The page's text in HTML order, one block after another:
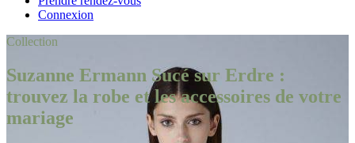
Connexion
Collection
Suzanne Ermann Sucé sur Erdre :
trouvez la robe et les accessoires de votre
mariage